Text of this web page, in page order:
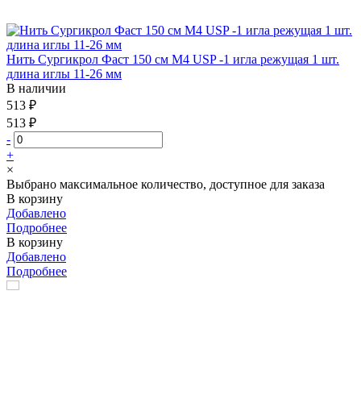
Нить Сургикрол Фаст 150 см М4 USP -1 игла режущая 1 шт.
длина иглы 11-26 мм
В наличии
513 ₽
513 ₽
-
+
×
Выбрано максимальное количество, доступное для заказа
В корзину
Добавлено
Подробнее
В корзину
Добавлено
Подробнее